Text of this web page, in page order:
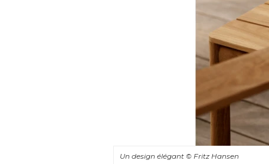
Un design élégant© Fritz Hansen